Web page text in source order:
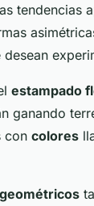
tendencias
estampado
ganando
con colores